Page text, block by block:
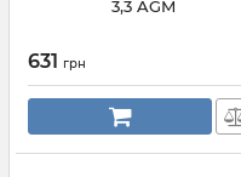
3,3 AGM
631 грн